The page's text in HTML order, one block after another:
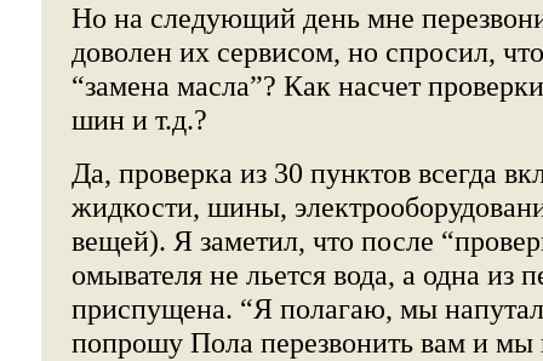
Но на следующий день мне
доволен их сервисом, но спросил,
“замена масла”? Как насчет
шин и т.д.?
Да, проверка из 30 пунктов всегда
жидкости, шины,
вещей). Я заметил, что после
омывателя не льется вода, а одна из
приспущена. “Я полагаю, мы
попрошу Пола перезвонить вам и мы